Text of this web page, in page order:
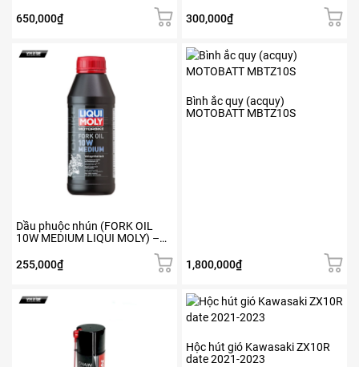
650,000₫
300,000₫
Dầu phuộc nhún (FORK OIL
10W MEDIUM LIQUI MOLY) –
255,000₫
Bình ắc quy (acquy)
MOTOBATT MBTZ10S
1,800,000₫
Hộc hút gió Kawasaki ZX10R
date 2021-2023